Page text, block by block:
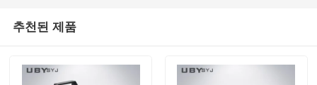
추천된 제품